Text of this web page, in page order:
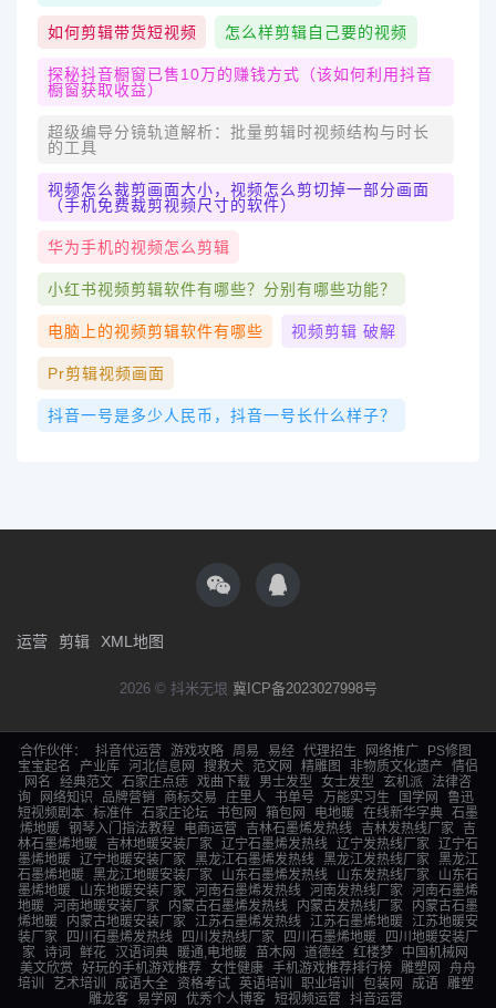
如何剪辑带货短视频 怎么样剪辑自己要的视频
探秘抖音橱窗已售10万的赚钱方式（该如何利用抖音
橱窗获取收益）
超级编导分镜轨道解析：批量剪辑时视频结构与时长
的工具
视频怎么裁剪画面大小，视频怎么剪切掉一部分画面
（手机免费裁剪视频尺寸的软件）
华为手机的视频怎么剪辑
小红书视频剪辑软件有哪些？分别有哪些功能？
电脑上的视频剪辑软件有哪些 视频剪辑 破解
Pr剪辑视频画面
抖音一号是多少人民币，抖音一号长什么样子？
运营 剪辑 XML地图
2026 © 抖米无垠 冀ICP备2023027998号
合作伙伴： 抖音代运营 游戏攻略 周易 易经 代理招生 网络推广
PS修图
宝宝起名
产业库 河北信息网 搜救犬 范文网 精雕图 非物质文化遗产
情侣
网名
经典范文 石家庄点痣 戏曲下载 男士发型 女士发型 玄机派
法律咨
询
网络知识 品牌营销 商标交易 庄里人 书单号 万能实习生 国学网
鲁迅
短视频剧本 标准件 石家庄论坛 书包网 箱包网 电地暖 在线新华字典 石墨
烯地暖 钢琴入门指法教程 电商运营 吉林石墨烯发热线 吉林发热线厂家
吉
林石墨烯地暖
吉林地暖安装厂家 辽宁石墨烯发热线 辽宁发热线厂家
辽宁石
墨烯地暖 辽宁地暖安装厂家 黑龙江石墨烯发热线 黑龙江发热线厂家
黑龙江
石墨烯地暖 黑龙江地暖安装厂家 山东石墨烯发热线 山东发热线厂家
山东石
墨烯地暖
山东地暖安装厂家 河南石墨烯发热线 河南发热线厂家
河南石墨烯
地暖 河南地暖安装厂家 内蒙古石墨烯发热线 内蒙古发热线厂家
内蒙古石墨
烯地暖
内蒙古地暖安装厂家 江苏石墨烯发热线 江苏石墨烯地暖
江苏地暖安
装厂家
四川石墨烯发热线 四川发热线厂家 四川石墨烯地暖
四川地暖安装厂
家
诗词 鲜花 汉语词典 暖通,电地暖 苗木网 道德经 红楼梦
中国机械网
美文欣赏
好玩的手机游戏推荐 女性健康 手机游戏推荐排行榜 雕塑网
舟舟
培训
艺术培训 成语大全 资格考试 英语培训 职业培训 包装网 成语
雕塑
雕龙客
易学网 优秀个人博客 短视频运营 抖音运营